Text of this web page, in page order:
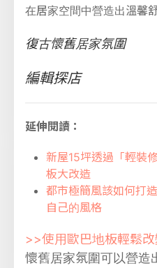
在居家空間中營造出溫馨
復古懷舊居家氛圍
編輯探店
延伸閱讀：
新屋15坪透過「輕裝
板大改造
都市極簡風該如何打
自己的風格
>>使用歐巴地板輕鬆
懷舊居家氛圍可以營造